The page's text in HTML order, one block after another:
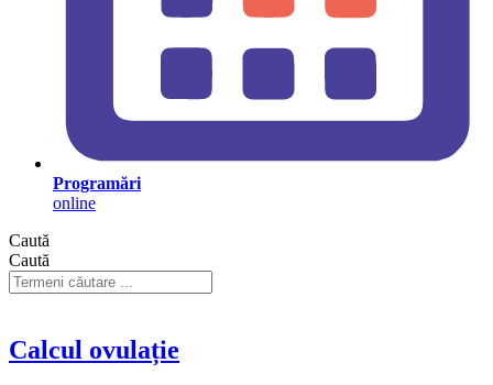
Programări
online
Caută
Caută
Calcul ovulație